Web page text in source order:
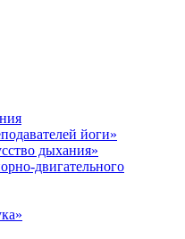
йоги»
дыхания»
двигательного